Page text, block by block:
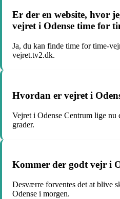
Er der en website, hvor
vejret i Odense time for
Ja, du kan finde time for time-
vejret.tv2.dk.
Hvordan er vejret i
Vejret i Odense Centrum lige
grader.
Kommer der godt vejr i
Desværre forventes det at blive
Odense i morgen.